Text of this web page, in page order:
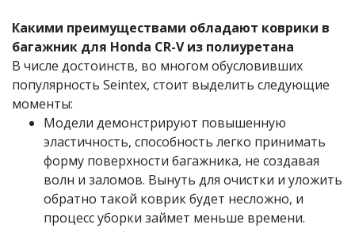
Какими преимуществами обладают коврики в
багажник для Honda CR-V из полиуретана
В числе достоинств, во многом обусловивших
популярность Seintex, стоит выделить следующие
моменты:
Модели демонстрируют повышенную
эластичность, способность легко принимать
форму поверхности багажника, не создавая
волн и заломов. Вынуть для очистки и уложить
обратно такой коврик будет несложно, и
процесс уборки займет меньше времени.